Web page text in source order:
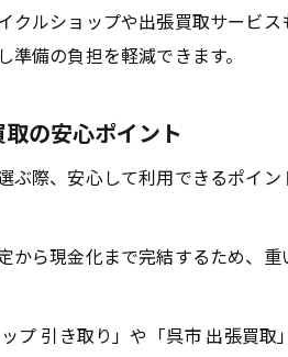
クルショップや出張買取サービ
備の負担を軽減できます。
の安心ポイント
ぶ際、安心して利用できるポイ
から現金化まで完結するため、
プ 引き取り」や「呉市 出張買